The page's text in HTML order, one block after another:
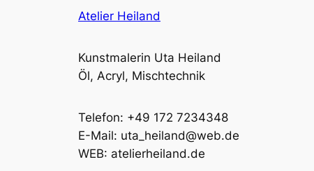
Atelier Heiland
Kunstmalerin Uta Heiland
Öl, Acryl, Mischtechnik
Telefon: +49 172 7234348
E-Mail: uta_heiland@web.de
WEB: atelierheiland.de